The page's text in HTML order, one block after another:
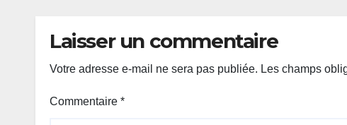
Laisser un commentaire
Votre adresse e-mail ne sera pas publiée. Les champs
Commentaire *